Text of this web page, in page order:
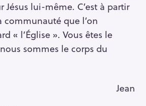
lui-même. C’est à partir
communauté que l’on
« l’Église ». Vous êtes le
sommes le corps du
Jean